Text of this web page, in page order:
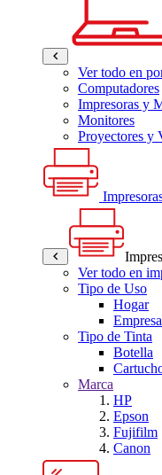
Ver todo en
Computadores
Impresoras y
Monitores
Proyectores y
Ver todo en
Tipo de Uso
Hogar
Empresa
Tipo de Tinta
Botella
Marca
HP
Epson
Fujifilm
Canon